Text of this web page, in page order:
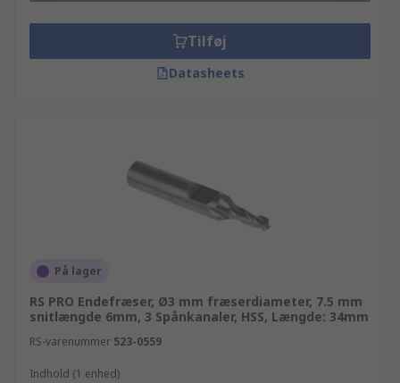
Tilføj
Datasheets
På lager
RS PRO Endefræser, Ø3 mm fræserdiameter, 7.5 mm
snitlængde 6mm, 3 Spånkanaler, HSS, Længde: 34mm
RS-varenummer 523-0559
Indhold (1 enhed)